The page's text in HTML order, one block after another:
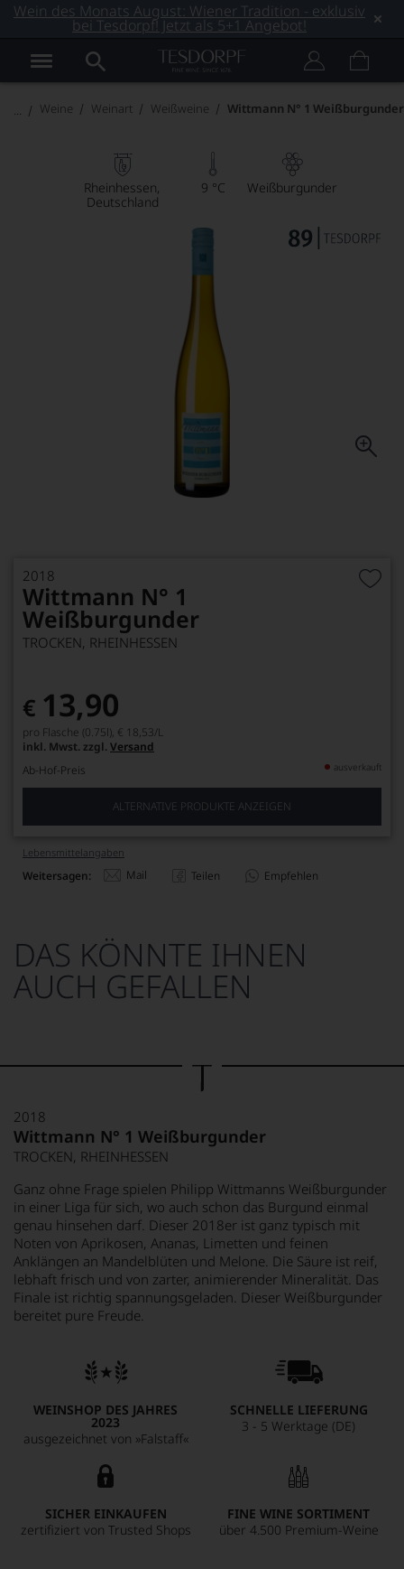
Wein des Monats August: Wiener Tradition - exklusiv
bei Tesdorpf! Jetzt als 5+1 Angebot!
Weine Weinart Weißweine Wittmann N° 1 Weißburgunder
Rheinhessen
Deutschland
9 °C Weißburgunder
2018
Wittmann N° 1
Weißburgunder
TROCKEN, RHEINHESSEN
€ 13,90
pro Flasche (0.75l), € 18,53/L
inkl. Mwst. zzgl. Versand
Ab-Hof-Preis
ausverkauft
ALTERNATIVE PRODUKTE ANZEIGEN
Lebensmittel­angaben
Weitersagen: Mail Teilen Empfehlen
DAS KÖNNTE IHNEN
AUCH GEFALLEN
2018
Wittmann N° 1 Weißburgunder
TROCKEN, RHEINHESSEN
Ganz ohne Frage spielen Philipp Wittmanns Weißburgunder
in einer Liga für sich, wo auch schon das Burgund einmal
genau hinsehen darf. Dieser 2018er ist ganz typisch mit
Noten von Aprikosen, Ananas, Limetten und feinen
Anklängen an Mandelblüten und Melone. Die Säure ist reif,
lebhaft frisch und von zarter, animierender Mineralität. Das
Finale ist richtig spannungsgeladen. Dieser Weißburgunder
bereitet pure Freude.
WEINSHOP DES JAHRES
2023
ausgezeichnet von »Falstaff«
SCHNELLE LIEFERUNG
3 - 5 Werktage (DE)
SICHER EINKAUFEN
zertifiziert von Trusted Shops
FINE WINE SORTIMENT
über 4.500 Premium-Weine